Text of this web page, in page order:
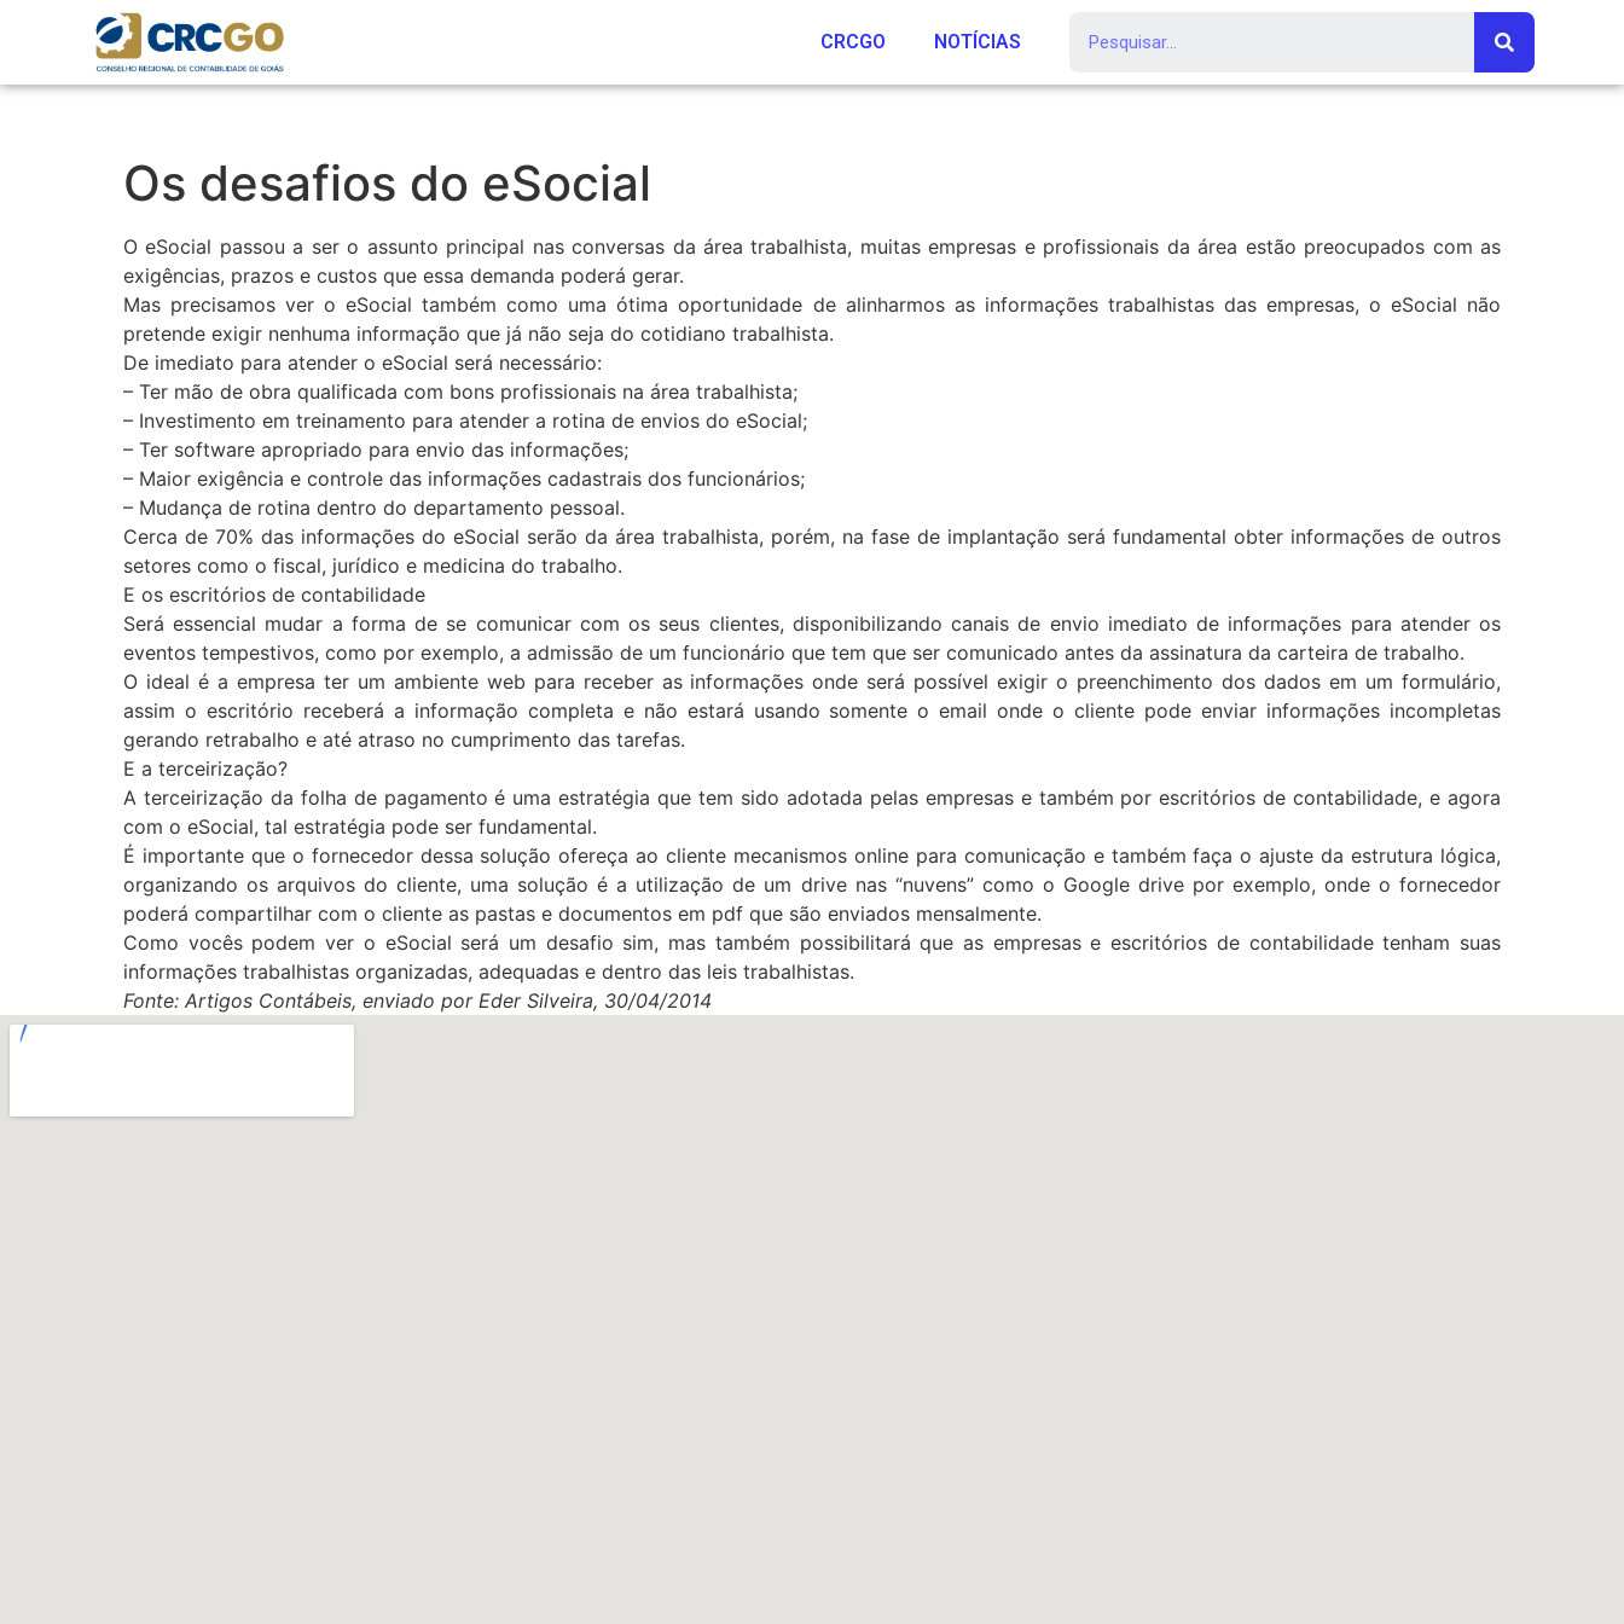
CRCGO NOTÍCIAS
Os desafios do eSocial
O eSocial passou a ser o assunto principal nas conversas da área trabalhista, muitas empresas e profissionais da área estão preocupados com as
exigências, prazos e custos que essa demanda poderá gerar.
Mas precisamos ver o eSocial também como uma ótima oportunidade de alinharmos as informações trabalhistas das empresas, o eSocial não
pretende exigir nenhuma informação que já não seja do cotidiano trabalhista.
De imediato para atender o eSocial será necessário:
– Ter mão de obra qualificada com bons profissionais na área trabalhista;
– Investimento em treinamento para atender a rotina de envios do eSocial;
– Ter software apropriado para envio das informações;
– Maior exigência e controle das informações cadastrais dos funcionários;
– Mudança de rotina dentro do departamento pessoal.
Cerca de 70% das informações do eSocial serão da área trabalhista, porém, na fase de implantação será fundamental obter informações de outros
setores como o fiscal, jurídico e medicina do trabalho.
E os escritórios de contabilidade
Será essencial mudar a forma de se comunicar com os seus clientes, disponibilizando canais de envio imediato de informações para atender os
eventos tempestivos, como por exemplo, a admissão de um funcionário que tem que ser comunicado antes da assinatura da carteira de trabalho.
O ideal é a empresa ter um ambiente web para receber as informações onde será possível exigir o preenchimento dos dados em um formulário,
assim o escritório receberá a informação completa e não estará usando somente o email onde o cliente pode enviar informações incompletas
gerando retrabalho e até atraso no cumprimento das tarefas.
E a terceirização?
A terceirização da folha de pagamento é uma estratégia que tem sido adotada pelas empresas e também por escritórios de contabilidade, e agora
com o eSocial, tal estratégia pode ser fundamental.
É importante que o fornecedor dessa solução ofereça ao cliente mecanismos online para comunicação e também faça o ajuste da estrutura lógica,
organizando os arquivos do cliente, uma solução é a utilização de um drive nas “nuvens” como o Google drive por exemplo, onde o fornecedor
poderá compartilhar com o cliente as pastas e documentos em pdf que são enviados mensalmente.
Como vocês podem ver o eSocial será um desafio sim, mas também possibilitará que as empresas e escritórios de contabilidade tenham suas
informações trabalhistas organizadas, adequadas e dentro das leis trabalhistas.
Fonte: Artigos Contábeis, enviado por Eder Silveira, 30/04/2014